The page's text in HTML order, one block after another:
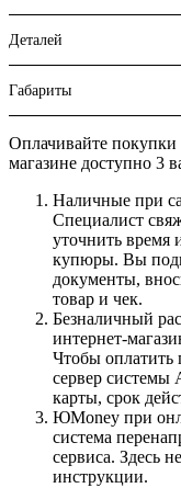
Деталей
Габариты
Оплачивайте
магазине доступно 3
Наличные при
Специалист
уточнить время
купюры. Вы
документы,
товар и чек.
Безналичный
интернет-
Чтобы оплатить
сервер системы
карты, срок
ЮMoney при
система
сервиса. Здесь
инструкции.